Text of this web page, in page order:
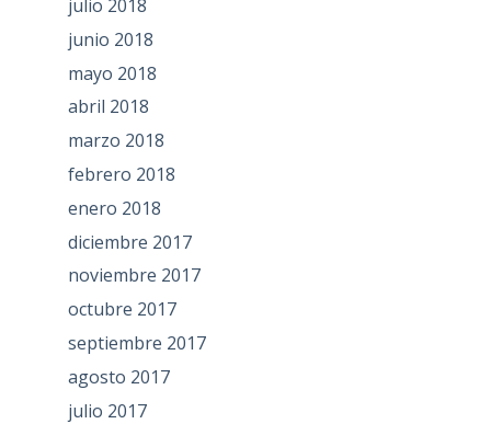
julio 2018
junio 2018
mayo 2018
abril 2018
marzo 2018
febrero 2018
enero 2018
diciembre 2017
noviembre 2017
octubre 2017
septiembre 2017
agosto 2017
julio 2017